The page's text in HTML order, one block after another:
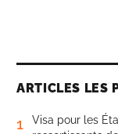
ARTICLES LES
1
Visa pour les